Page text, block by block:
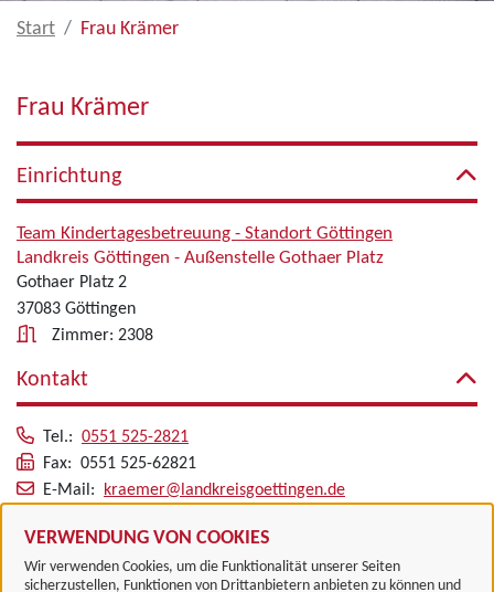
VERWENDUNG VON COOKIES
Wir verwenden Cookies, um die Funktionalität unserer Seiten
sicherzustellen, Funktionen von Drittanbietern anbieten zu können und
Start Frau Krämer
Frau Krämer
Einrichtung
Team Kindertagesbetreuung - Standort Göttingen
Landkreis Göttingen - Außenstelle Gothaer Platz
Gothaer Platz 2
37083 Göttingen
Zimmer: 2308
Kontakt
Tel.: 0551 525-2821
Fax: 0551 525-62821
E-Mail:
kraemer@landkreisgoettingen.de
Alle zugeordneten Einrichtungen